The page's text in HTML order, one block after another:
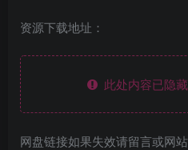
资源下载地址：
此处内容已隐
网盘链接如果失效请留言或网